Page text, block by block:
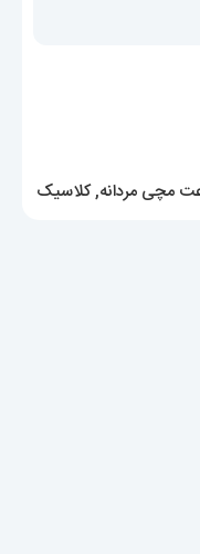
مچی مردانه,کلاسیک